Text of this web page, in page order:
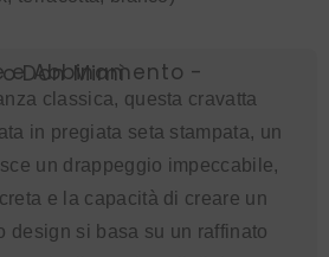
Lusso Don Mimì
classica, questa cravatta
in pregiata seta stampata, un
un drappeggio impeccabile,
e la capacità di creare un
design si basa su un raffinato